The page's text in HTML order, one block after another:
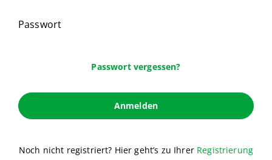
Passwort
Passwort vergessen?
Anmelden
Noch nicht registriert? Hier geht’s zu Ihrer Registrierung